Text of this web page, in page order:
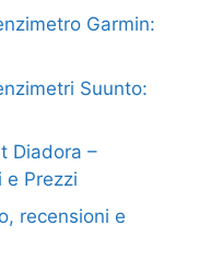
Garmin:
Suunto:
Diadora –
e Prezzi
recensioni e